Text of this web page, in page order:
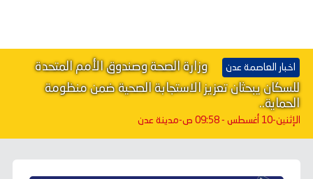
اخبار العاصمة عدن
وزارة الصحة وصندوق الأمم المتحدة
للسكان يبحثان تعزيز الاستجابة الصحية ضمن منظومة
الحماية..
الإثنين-10 أغسطس - 09:58 ص -مدينة عدن